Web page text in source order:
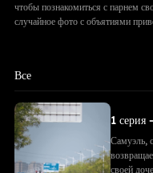
чтобы познакомиться с парнем
случайное фото с объятиями
Все
1 серия
Самуэль,
своей